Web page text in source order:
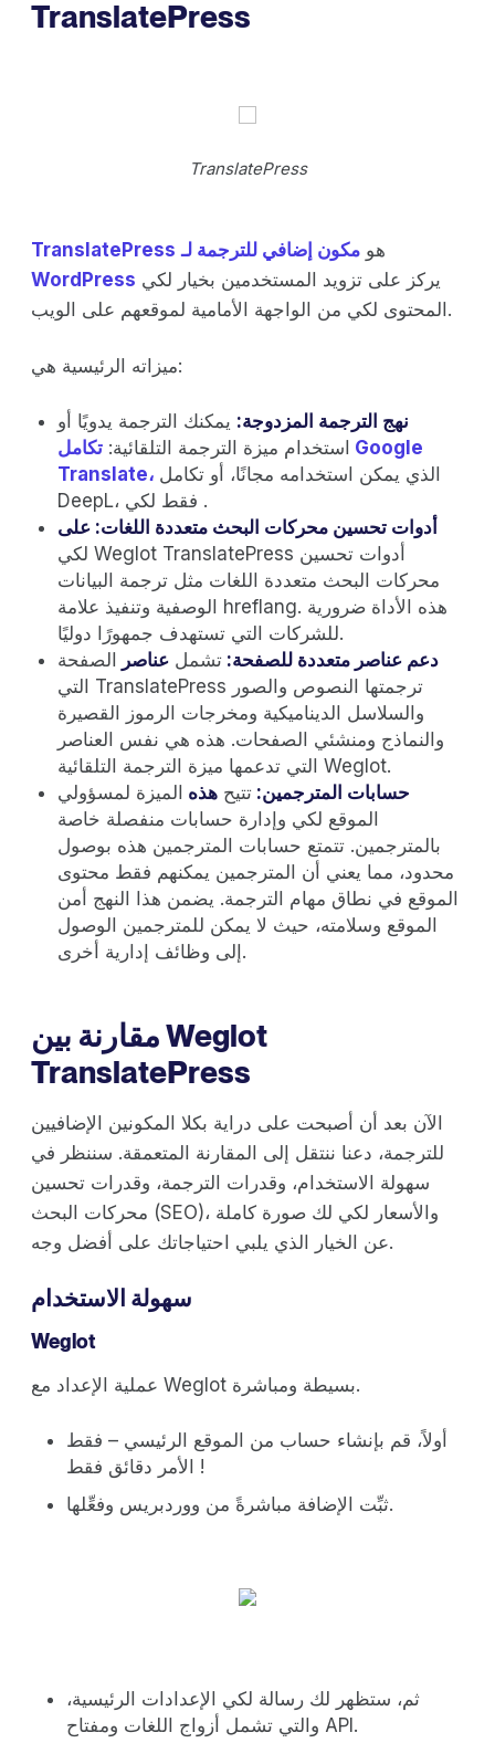
TranslatePress
TranslatePress
TranslatePress هو مكون إضافي للترجمة لـ
WordPress
المحتوى لكي من الواجهة الأمامية لموقعهم على الويب.
ميزاته الرئيسية هي:
نهج الترجمة المزدوجة: يمكنك الترجمة يدويًا أو
استخدام ميزة الترجمة التلقائية: تكامل Google
Translate،
DeepL، فقط لكي .
أدوات تحسين محركات البحث متعددة اللغات: على
لكي Weglot TranslatePress أدوات تحسين
محركات البحث متعددة اللغات مثل ترجمة البيانات
الوصفية وتنفيذ علامة hreflang. هذه الأداة ضرورية
للشركات التي تستهدف جمهورًا دوليًا.
دعم عناصر متعددة للصفحة: تشمل عناصر
الصفحة
التي TranslatePress ترجمتها النصوص والصور
والسلاسل الديناميكية ومخرجات الرموز القصيرة
والنماذج ومنشئي الصفحات. هذه هي نفس العناصر
التي تدعمها ميزة الترجمة التلقائية Weglot.
حسابات المترجمين: تتيح هذه الميزة لمسؤولي
الموقع لكي وإدارة حسابات منفصلة خاصة
بالمترجمين. تتمتع حسابات المترجمين هذه بوصول
محدود، مما يعني أن المترجمين يمكنهم فقط محتوى
الموقع في نطاق مهام الترجمة. يضمن هذا النهج أمن
الموقع وسلامته، حيث لا يمكن للمترجمين الوصول
إلى وظائف إدارية أخرى.
مقارنة بين Weglot
TranslatePress
الآن بعد أن أصبحت على دراية بكلا المكونين الإضافيين
للترجمة، دعنا ننتقل إلى المقارنة المتعمقة. سننظر في
سهولة الاستخدام، وقدرات الترجمة، وقدرات تحسين
محركات البحث (SEO)، والأسعار لكي لك صورة كاملة
عن الخيار الذي يلبي احتياجاتك على أفضل وجه.
سهولة الاستخدام
Weglot
عملية الإعداد مع Weglot بسيطة ومباشرة.
أولاً، قم بإنشاء حساب من الموقع الرئيسي – فقط
الأمر دقائق فقط !
ثبِّت الإضافة مباشرةً من ووردبريس وفعِّلها.
ثم، ستظهر لك رسالة لكي الإعدادات الرئيسية،
والتي تشمل أزواج اللغات ومفتاح API.